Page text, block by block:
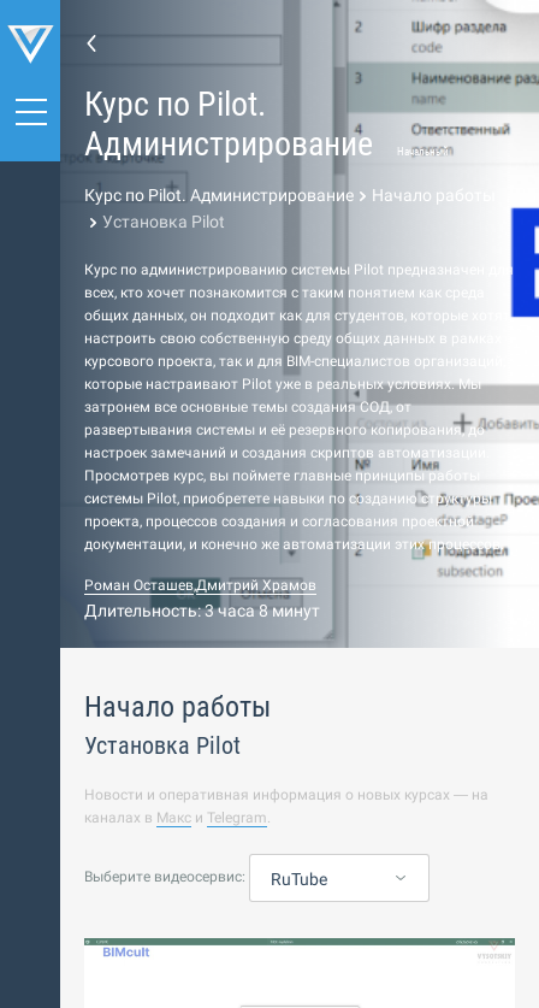
Курс по Pilot.
Администрирование
Начальный
Курс по Pilot. Администрирование
Начало работы
Установка Pilot
Курс по администрированию системы Pilot предназначен для
всех, кто хочет познакомится с таким понятием как среда
общих данных, он подходит как для студентов, которые хотят
настроить свою собственную среду общих данных в рамках
курсового проекта, так и для BIM-специалистов организаций,
которые настраивают Pilot уже в реальных условиях. Мы
затронем все основные темы создания СОД, от
развертывания системы и её резервного копирования, до
настроек замечаний и создания скриптов автоматизации.
Просмотрев курс, вы поймете главные принципы работы
системы Pilot, приобретете навыки по созданию структуры
проекта, процессов создания и согласования проектной
документации, и конечно же автоматизации этих процессов.
Роман Осташев,Дмитрий Храмов
Длительность: 3 часа 8 минут
Начало работы
Установка Pilot
Новости и оперативная информация о новых курсах — на
каналах в Макс и Telegram.
Выберите видеосервис: RuTube